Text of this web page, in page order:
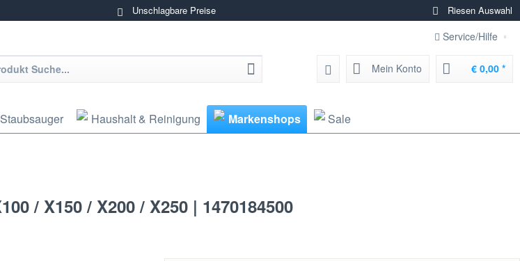
Unschlagbare Preise Riesen Auswahl
Service/Hilfe
Mein Konto € 0,00 *
Staubsauger Haushalt & Reinigung Markenshops Sale
/ X150 / X200 / X250 | 1470184500